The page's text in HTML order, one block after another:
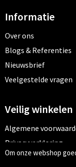
Informatie
Over ons
Blogs & Referenties
Nieuwsbrief
Veelgestelde vragen
Veilig winkelen
Algemene
Privacyverklaring
Cookiebeleid
Om onze webshop